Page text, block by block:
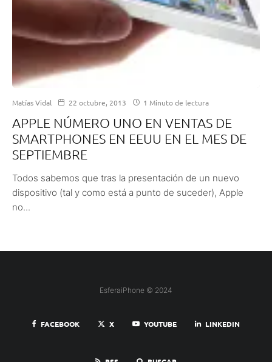
Matías Vidal 22 octubre, 2013 1 Minuto de lectura
APPLE NÚMERO UNO EN VENTAS DE
SMARTPHONES EN EEUU EN EL MES DE
SEPTIEMBRE
Todos sabemos que tras la presentación de un nuevo
dispositivo (tal y como está a punto de suceder), Apple
no...
EsferaiPhone © 2024
FACEBOOK X YOUTUBE LINKEDIN